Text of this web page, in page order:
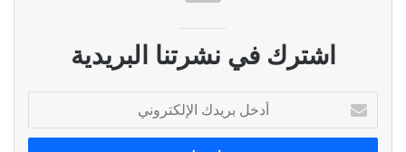
اشترك في نشرتنا البريدية
خ